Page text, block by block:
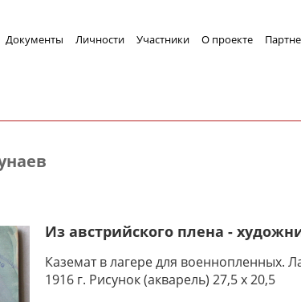
Документы Личности Участники О проекте
Из австрийского плена -
Каземат в лагере для военнопленных.
1916 г. Рисунок (акварель) 27,5 х 20,5